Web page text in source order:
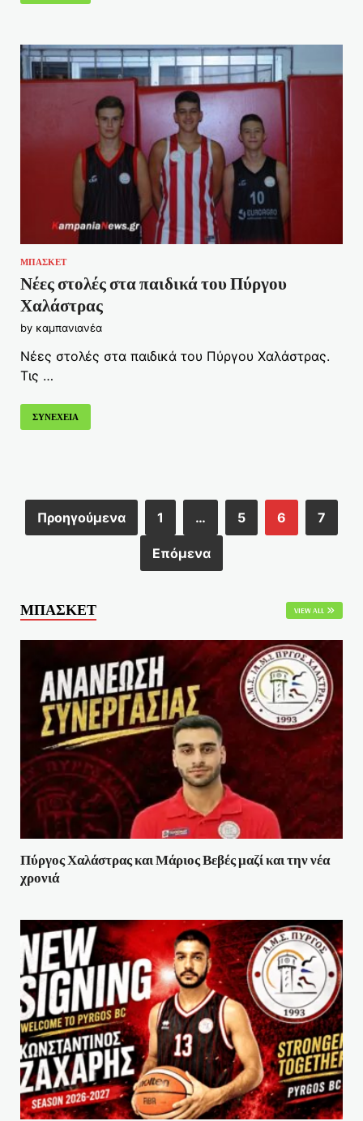
ΜΠΑΣΚΕΤ
Νέες στολές στα παιδικά του Πύργου
Χαλάστρας
by καμπανιανέα
Νέες στολές στα παιδικά του Πύργου Χαλάστρας.
Τις …
ΣΥΝΕΧΕΙΑ
Προηγούμενα 1 … 5 6 7
Επόμενα
ΜΠΑΣΚΕΤ VIEW ALL
Πύργος Χαλάστρας και Μάριος Βεβές μαζί και την νέα
χρονιά